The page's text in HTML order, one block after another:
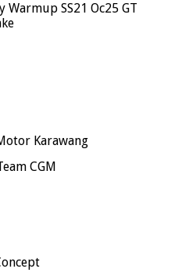
Warmup SS21 Oc25 GT
Karawang
CGM